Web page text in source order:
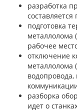
разработка
составляется
подготовка
металлолома
рабочее
отключение
металлолома
водопровода,
разборка
идет о